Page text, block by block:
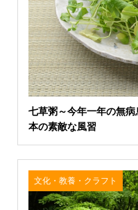
七草粥～今年一年の無
本の素敵な風習
文化・教養・クラフト